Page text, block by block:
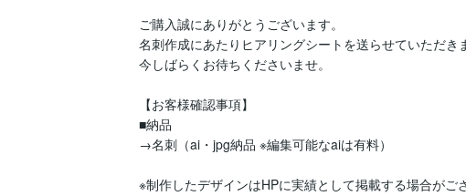
ご購入誠にありがとうございます。
名刺作成にあたりヒアリングシートを送らせていただき
今しばらくお待ちくださいませ。
【お客様確認事項】
■納品
→名刺（ai・jpg納品 ※編集可能なaiは有料）
※制作したデザインはHPに実績として掲載する場合がご